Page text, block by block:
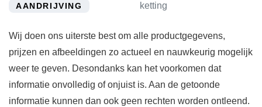
AANDRIJVING ketting
Wij doen ons uiterste best om alle productgegevens,
prijzen en afbeeldingen zo actueel en nauwkeurig mogelijk
weer te geven. Desondanks kan het voorkomen dat
informatie onvolledig of onjuist is. Aan de getoonde
informatie kunnen dan ook geen rechten worden ontleend.